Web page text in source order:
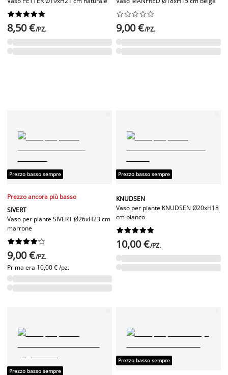






8,50 €/PZ.






9,00 €/PZ.
Prezzo basso sempre
Prezzo ancora più basso
SIVERT
Vaso per piante SIVERT Ø26xH23 cm
marrone






9,00 €/PZ.
Prima era 10,00 € /pz.
Prezzo basso sempre
KNUDSEN
Vaso per piante KNUDSEN Ø20xH18
cm bianco






10,00 €/PZ.
Prezzo basso sempre
Prezzo basso sempre